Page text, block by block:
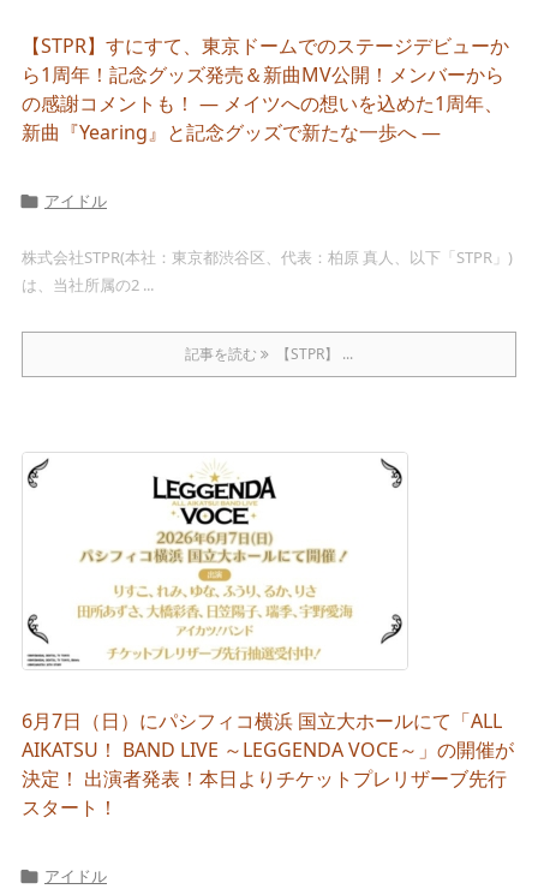
【STPR】すにすて、東京ドームでのステージデビューか
ら1周年！記念グッズ発売＆新曲MV公開！メンバーから
の感謝コメントも！ ― メイツへの想いを込めた1周年、
新曲『Yearing』と記念グッズで新たな一歩へ ―
 アイドル
株式会社STPR(本社：東京都渋谷区、代表：柏原 真人、以下「STPR」)
は、当社所属の2 ...
記事を読む 【STPR】 ...
6月7日（日）にパシフィコ横浜 国立大ホールにて「ALL
AIKATSU！ BAND LIVE ～LEGGENDA VOCE～」の開催が
決定！ 出演者発表！本日よりチケットプレリザーブ先行
スタート！
 アイドル